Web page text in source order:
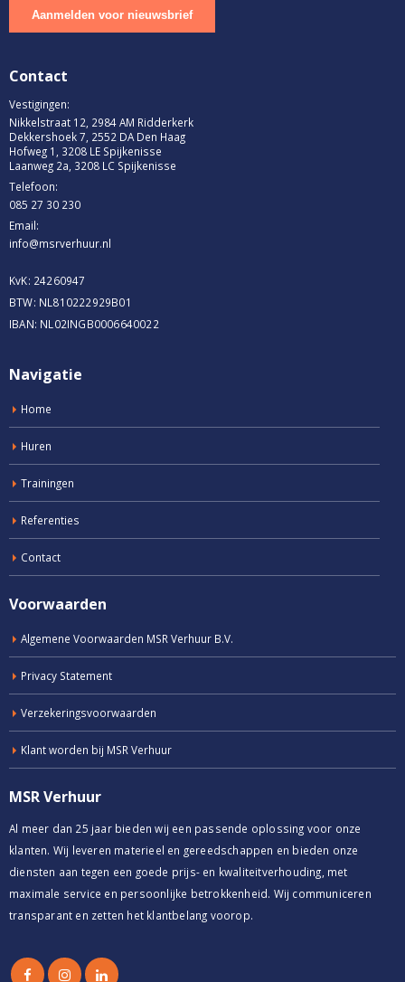
Contact
Vestigingen:
Nikkelstraat 12, 2984 AM Ridderkerk
Dekkershoek 7, 2552 DA Den Haag
Hofweg 1, 3208 LE Spijkenisse
Laanweg 2a, 3208 LC Spijkenisse
Telefoon:
085 27 30 230
Email:
info@msrverhuur.nl
KvK: 24260947
BTW: NL810222929B01
IBAN: NL02INGB0006640022
Navigatie
Home
Huren
Trainingen
Referenties
Contact
Voorwaarden
Algemene Voorwaarden MSR Verhuur B.V.
Privacy Statement
Verzekeringsvoorwaarden
Klant worden bij MSR Verhuur
MSR Verhuur
Al meer dan 25 jaar bieden wij een passende oplossing voor onze
klanten. Wij leveren materieel en gereedschappen en bieden onze
diensten aan tegen een goede prijs- en kwaliteitverhouding, met
maximale service en persoonlijke betrokkenheid. Wij communiceren
transparant en zetten het klantbelang voorop.